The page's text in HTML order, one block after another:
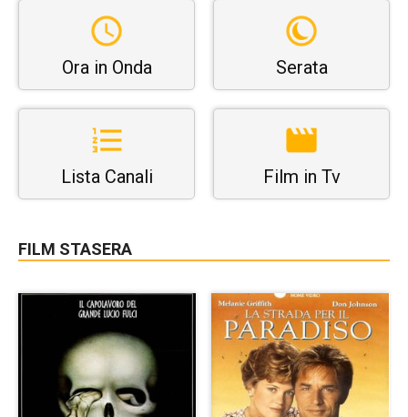
Ora in Onda Serata
Lista Canali Film in Tv
FILM STASERA